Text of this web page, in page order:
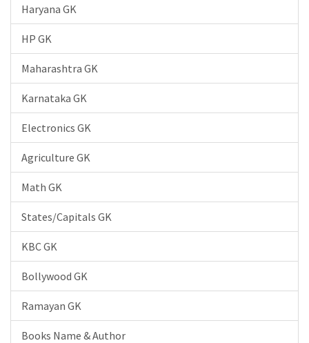
Haryana GK
HP GK
Maharashtra GK
Karnataka GK
Electronics GK
Agriculture GK
Math GK
States/Capitals GK
KBC GK
Bollywood GK
Ramayan GK
Books Name & Author